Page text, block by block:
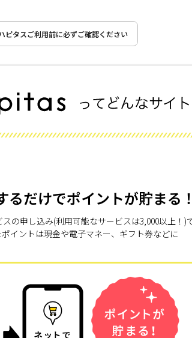
ピタスご利用前に必ずご確認ください
るだけでポイントが貯まる
の申し込み(利用可能なサービスは3,000以上！)
イントは現金や電子マネー、ギフト券などに